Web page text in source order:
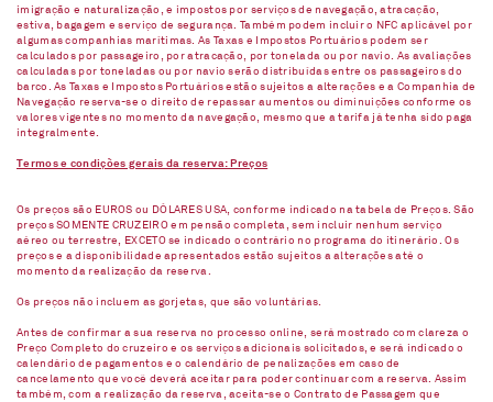
imigração e naturalização, e impostos por serviços de navegação, atracação,
estiva, bagagem e serviço de segurança. Também podem incluir o NFC aplicável por
algumas companhias marítimas. As Taxas e Impostos Portuários podem ser
calculados por passageiro, por atracação, por tonelada ou por navio. As avaliações
calculadas por toneladas ou por navio serão distribuídas entre os passageiros do
barco. As Taxas e Impostos Portuários estão sujeitos a alterações e a Companhia de
Navegação reserva-se o direito de repassar aumentos ou diminuições conforme os
valores vigentes no momento da navegação, mesmo que a tarifa já tenha sido paga
integralmente.
Termos e condições gerais da reserva: Preços
Os preços são EUROS ou DÓLARES USA, conforme indicado na tabela de Preços. São
preços SOMENTE CRUZEIRO em pensão completa, sem incluir nenhum serviço
aéreo ou terrestre, EXCETO se indicado o contrário no programa do itinerário. Os
preços e a disponibilidade apresentados estão sujeitos a alterações até o
momento da realização da reserva.
Os preços não incluem as gorjetas, que são voluntárias.
Antes de confirmar a sua reserva no processo online, será mostrado com clareza o
Preço Completo do cruzeiro e os serviços adicionais solicitados, e será indicado o
calendário de pagamentos e o calendário de penalizações em caso de
cancelamento que você deverá aceitar para poder continuar com a reserva. Assim
também, com a realização da reserva, aceita-se o Contrato de Passagem que